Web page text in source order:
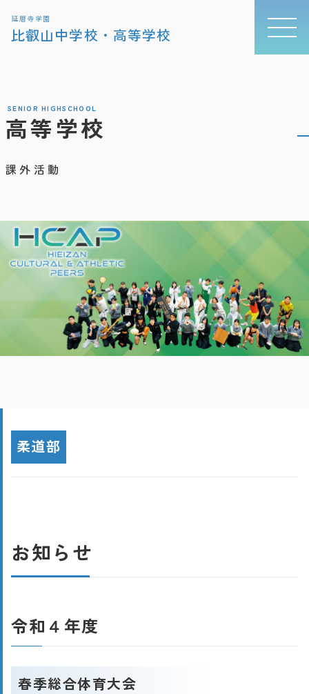
延暦寺学園
比叡山中学校・高等学校
SENIOR HIGHSCHOOL
高等学校
課外活動
柔道部
お知らせ
令和４年度
春季総合体育大会